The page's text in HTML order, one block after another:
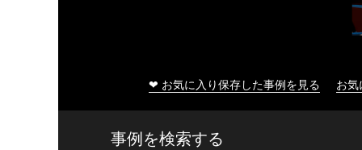
❤ お気に入り保存した事例を見る お
事例を検索する